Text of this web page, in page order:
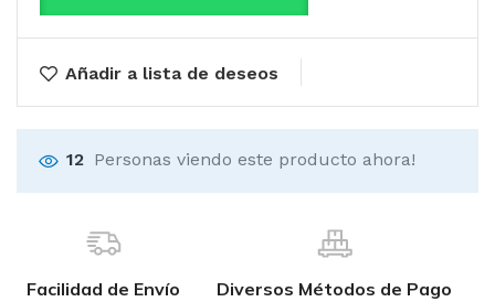
Añadir a lista de deseos
12 Personas viendo este producto ahora!
Facilidad de Envío Diversos Métodos de Pago